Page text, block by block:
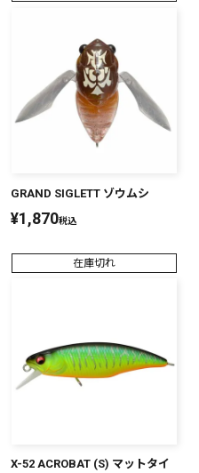
GRAND SIGLETT ゾウムシ
¥1,870税込
在庫切れ
X-52 ACROBAT (S) マットタイ